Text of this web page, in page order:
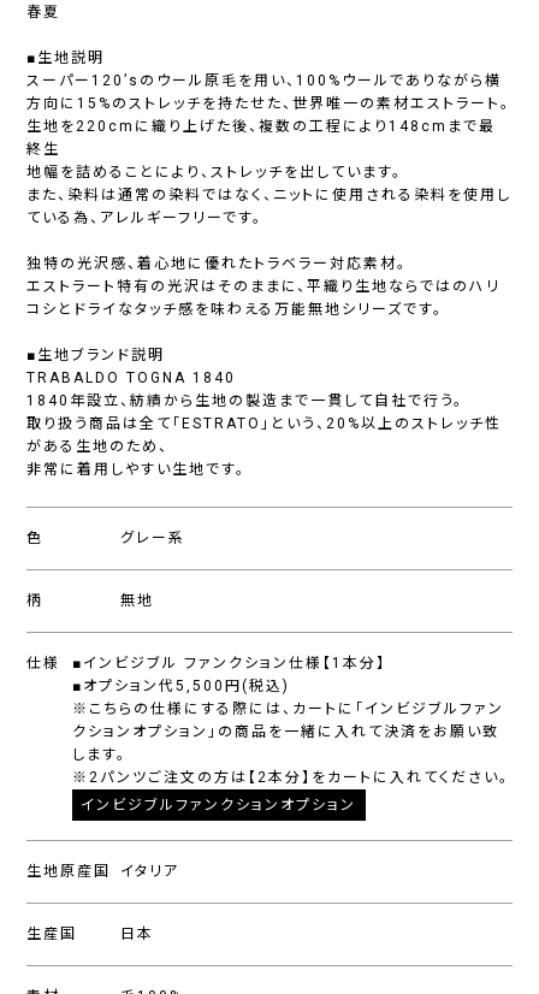
春夏
■生地説明
スーパー120’sのウール原毛を用い、100%ウールでありながら横
方向に15%のストレッチを持たせた、世界唯一の素材エストラート。
生地を220cmに織り上げた後、複数の工程により148cmまで最
終生
地幅を詰めることにより、ストレッチを出しています。
また、染料は通常の染料ではなく、ニットに使用される染料を使用し
ている為、アレルギーフリーです。
独特の光沢感、着心地に優れたトラベラー対応素材。
エストラート特有の光沢はそのままに、平織り生地ならではのハリ
コシとドライなタッチ感を味わえる万能無地シリーズです。
■生地ブランド説明
TRABALDO TOGNA 1840
1840年設立、紡績から生地の製造まで一貫して自社で行う。
取り扱う商品は全て「ESTRATO」という、20%以上のストレッチ性
がある生地のため、
非常に着用しやすい生地です。
色 グレー系
柄 無地
仕様
■インビジブル ファンクション仕様【1本分】
■オプション代5,500円(税込)
※こちらの仕様にする際には、カートに「インビジブルファン
クションオプション」の商品を一緒に入れて決済をお願い致
します。
※2パンツご注文の方は【2本分】をカートに入れてください。
インビジブルファンクションオプション
生地原産国 イタリア
生産国 日本